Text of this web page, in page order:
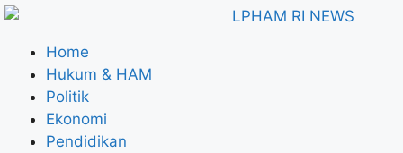
Home
Hukum & HAM
Politik
Ekonomi
Pendidikan